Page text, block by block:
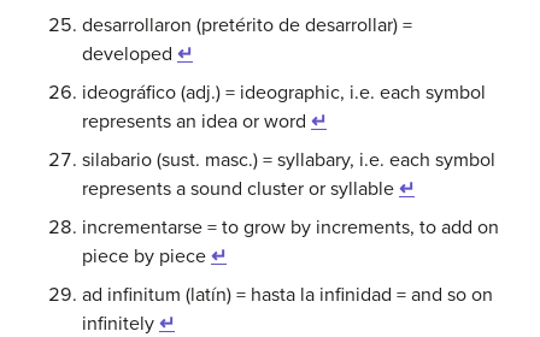
desarrollaron (pretérito de desarrollar) =
developed ↵
ideográfico (adj.) = ideographic, i.e. each symbol
represents an idea or word ↵
silabario (sust. masc.) = syllabary, i.e. each symbol
represents a sound cluster or syllable ↵
incrementarse = to grow by increments, to add on
piece by piece ↵
ad infinitum (latín) = hasta la infinidad = and so on
infinitely ↵